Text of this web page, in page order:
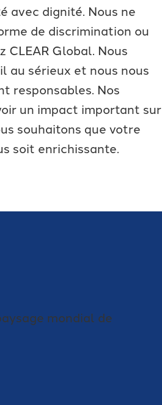
avec dignité. Nous ne
de discrimination ou
CLEAR Global. Nous
au sérieux et nous nous
responsables. Nos
un impact important sur
souhaitons que votre
soit enrichissante.
mondial de